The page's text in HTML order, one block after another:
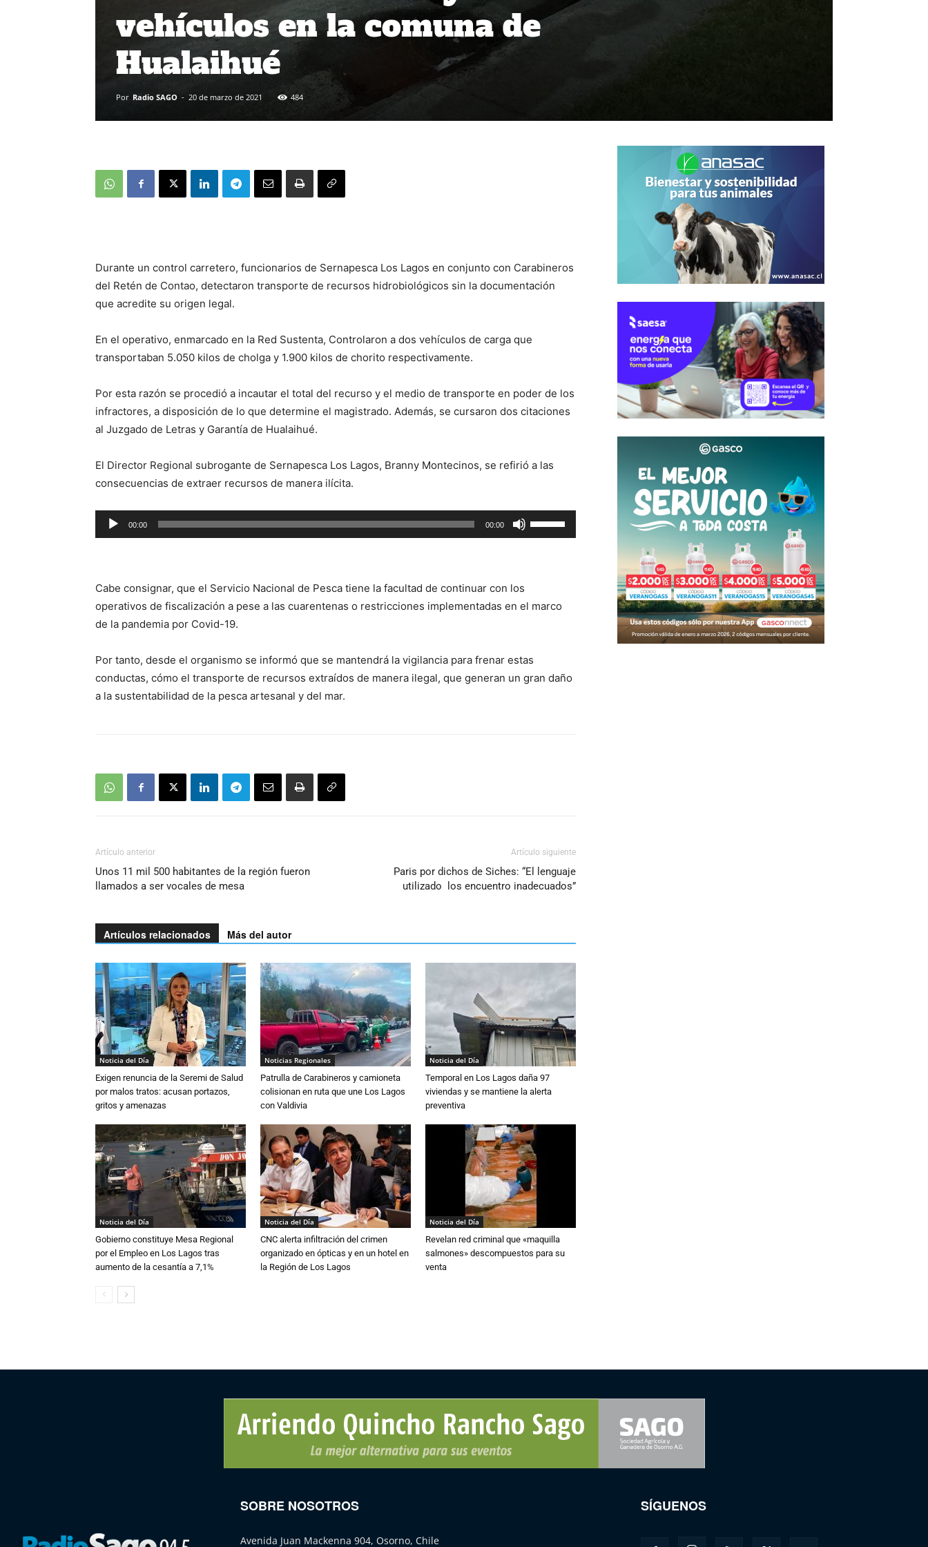
vehículos en la comuna de
Hualaihué
Por Radio SAGO - 20 de marzo de 2021 484
Durante un control carretero, funcionarios de Sernapesca Los Lagos en conjunto con Carabineros
del Retén de Contao, detectaron transporte de recursos hidrobiológicos sin la documentación
que acredite su origen legal.
En el operativo, enmarcado en la Red Sustenta, Controlaron a dos vehículos de carga que
transportaban 5.050 kilos de cholga y 1.900 kilos de chorito respectivamente.
Por esta razón se procedió a incautar el total del recurso y el medio de transporte en poder de los
infractores, a disposición de lo que determine el magistrado. Además, se cursaron dos citaciones
al Juzgado de Letras y Garantía de Hualaihué.
El Director Regional subrogante de Sernapesca Los Lagos, Branny Montecinos, se refirió a las
consecuencias de extraer recursos de manera ilícita.
Reproductor
de
00:00 00:00
las
arriba/abajo
o
disminuir
Cabe consignar, que el Servicio Nacional de Pesca tiene la facultad de continuar con los
operativos de fiscalización a pese a las cuarentenas o restricciones implementadas en el marco
de la pandemia por Covid-19.
Por tanto, desde el organismo se informó que se mantendrá la vigilancia para frenar estas
conductas, cómo el transporte de recursos extraídos de manera ilegal, que generan un gran daño
a la sustentabilidad de la pesca artesanal y del mar.
Artículo anterior
Unos 11 mil 500 habitantes de la región fueron
llamados a ser vocales de mesa
Artículo siguiente
Paris por dichos de Siches: “El lenguaje
utilizado los encuentro inadecuados”
Artículos relacionados Más del autor
Noticia del Día
Exigen renuncia de la Seremi de Salud
por malos tratos: acusan portazos,
gritos y amenazas
Noticias Regionales
Patrulla de Carabineros y camioneta
colisionan en ruta que une Los Lagos
con Valdivia
Noticia del Día
Temporal en Los Lagos daña 97
viviendas y se mantiene la alerta
preventiva
Noticia del Día
Gobierno constituye Mesa Regional
por el Empleo en Los Lagos tras
aumento de la cesantía a 7,1%
Noticia del Día
CNC alerta infiltración del crimen
organizado en ópticas y en un hotel en
la Región de Los Lagos
Noticia del Día
Revelan red criminal que «maquilla
salmones» descompuestos para su
venta
SOBRE NOSOTROS
Avenida Juan Mackenna 904, Osorno, Chile
SÍGUENOS